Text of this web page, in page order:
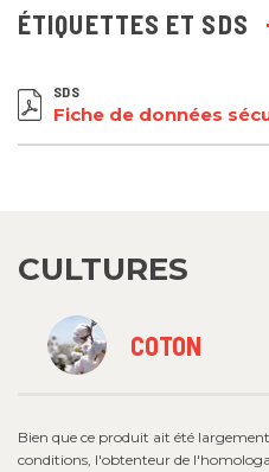
ÉTIQUETTES ET SDS
SDS
Fiche de données
CULTURES
COTON
Bien que ce produit ait été
conditions, l'obtenteur de